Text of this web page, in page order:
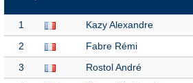
1 Kazy Alexandre
2 Fabre Rémi
3 Rostol André